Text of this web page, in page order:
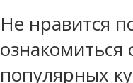
Не нравится
популярных